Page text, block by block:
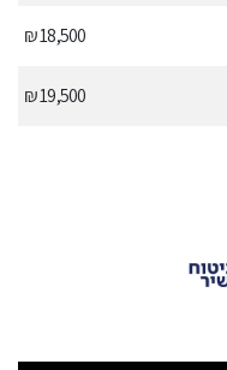
18,500 ₪
19,500 ₪